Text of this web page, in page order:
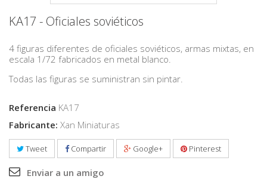
KA17 - Oficiales soviéticos
4 figuras diferentes de oficiales soviéticos, armas mixtas, en
escala 1/72 fabricados en metal blanco.
Todas las figuras se suministran sin pintar.
Referencia KA17
Fabricante: Xan Miniaturas
Tweet Compartir Google+ Pinterest
Enviar a un amigo